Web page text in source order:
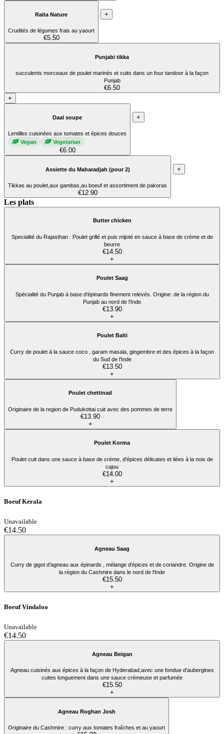
Raita Nature
Crudités de légumes frais au yaourt
€5.50
+
Punjabi tikka
succulents morceaux de poulet marinés et cuits dans un four tandoor à la façon
Punjab
€6.50
+
Daal soupe
Lentilles cuisinées aux tomates et épices douces
Vegan
Vegetarian
€6.00
+
Assiette du Maharadjah (pour 2)
Tikkas au poulet,aux gambas,au boeuf et assortiment de pakoras
€12.90
+
Les plats
Butter chicken
Specialité du Rajasthan : Poulet grillé et puis mijoté en sauce à base de crème et de
beurre
€14.50
+
Poulet Saag
Spécialité du Punjab à base d'épinards finement relevés. Origine: de la région du
Punjab au nord de l'Inde
€13.90
+
Poulet Balti
Curry de poulet à la sauce coco , garam masala, gingembre et des épices à la façon
du Sud de l'Inde
€13.50
+
Poulet chettinad
Originaire de la region de Pudukottai cuit avec des pommes de terre
€13.90
+
Poulet Korma
Poulet cuit dans une sauce à base de crème, d'épices délicates et liées à la noix de
cajou
€14.00
+
Boeuf Kerala
Unavailable
€14.50
Agneau Saag
Curry de gigot d'agneau aux épinards , mélange d'épices et de coriandre. Origine de
la région du Cashmire dans le nord de l'Inde
€15.50
+
Boeuf Vindaloo
Unavailable
€14.50
Agneau Beigan
Agneau cuisinés aux épices à la façon de Hyderabad,avec une fondue d'aubergines
cuites longuement dans une sauce crémeuse et parfumée
€15.50
+
Agneau Roghan Josh
Originaire du Cashmire : curry aux tomates fraîches et au yaourt